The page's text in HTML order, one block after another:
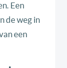
Een
de weg in
een